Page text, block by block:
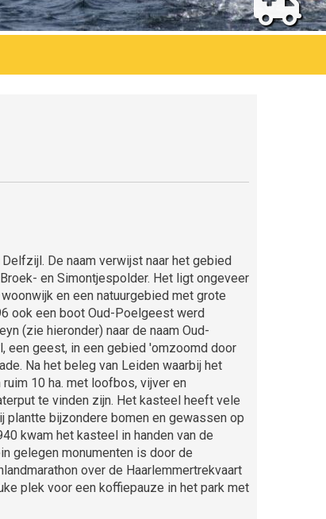
De naam verwijst naar het gebied
en Simontjespolder. Het ligt ongeveer
en een natuurgebied met grote
ook een boot Oud-Poelgeest werd
(zie hieronder) naar de naam Oud-
een geest, in een gebied 'omzoomd door
Na het beleg van Leiden waarbij het
10 ha. met loofbos, vijver en
te vinden zijn. Het kasteel heeft vele
plantte bijzondere bomen en gewassen op
kwam het kasteel in handen van de
gelegen monumenten is door de
over de Haarlemmertrekvaart
plek voor een koffiepauze in het park met